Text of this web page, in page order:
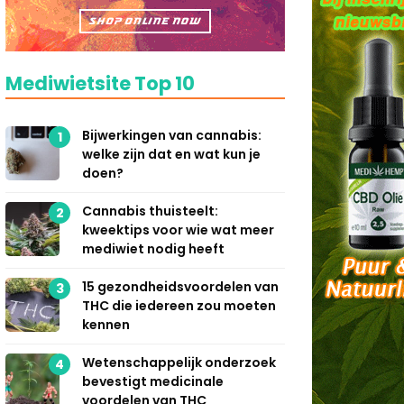
Mediwietsite Top 10
1
Bijwerkingen van cannabis:
welke zijn dat en wat kun je
doen?
2
Cannabis thuisteelt:
kweektips voor wie wat meer
mediwiet nodig heeft
3
15 gezondheidsvoordelen van
THC die iedereen zou moeten
kennen
4
Wetenschappelijk onderzoek
bevestigt medicinale
voordelen van THC